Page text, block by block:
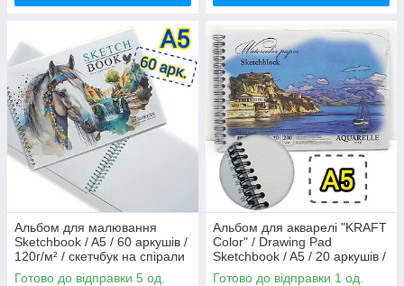
Альбом для малювання
Sketchbook / A5 / 60 аркушів /
120г/м² / скетчбук на спірали
/ N9588
Готово до відправки 5 од.
Альбом для акварелі "KRAFT
Color" / Drawing Pad
Sketchbook / A5 / 20 аркушів /
200г/м² / скетчбук на спіралі
Готово до відправки 1 од.